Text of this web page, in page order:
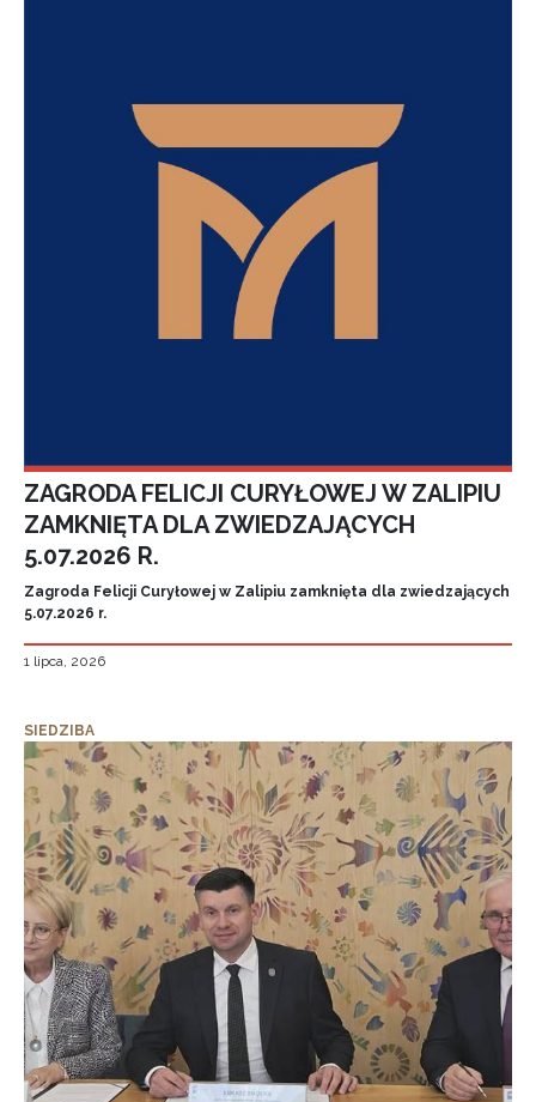
ZAGRODA FELICJI CURYŁOWEJ W ZALIPIU
ZAMKNIĘTA DLA ZWIEDZAJĄCYCH
5.07.2026 R.
Zagroda Felicji Curyłowej w Zalipiu zamknięta dla zwiedzających
5.07.2026 r.
1 lipca, 2026
SIEDZIBA